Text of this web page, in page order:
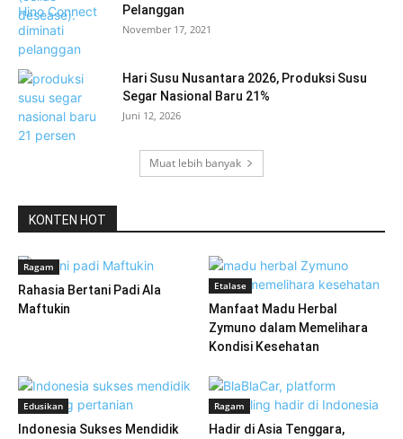
Pelanggan
November 17, 2021
Hari Susu Nusantara 2026, Produksi Susu
Segar Nasional Baru 21%
Juni 12, 2026
Muat lebih banyak
KONTEN HOT
Ragam
Rahasia Bertani Padi Ala
Maftukin
Etalase
Manfaat Madu Herbal
Zymuno dalam Memelihara
Kondisi Kesehatan
Edusikan
Indonesia Sukses Mendidik
Ragam
Hadir di Asia Tenggara,